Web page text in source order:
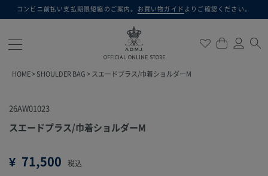
コンビニ前払い支払期限短縮のご案内。 お買い物ガイド よりご確認ください。
OFFICIAL ONLINE STORE
検索
HOME SHOULDER BAG スエードプラス/巾着ショルダーM
26AW01023
スエードプラス/巾着ショルダーM
¥ 71,500
税込